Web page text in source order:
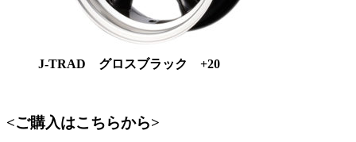
J-TRAD グロスブラック +20
<ご購入はこちらから>